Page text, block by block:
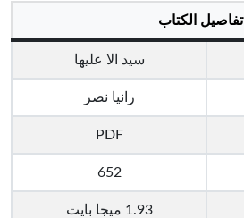
تفاصيل الكتاب
سيد الا عليها
رانيا نصر
PDF
652
1.93 ميجا بايت